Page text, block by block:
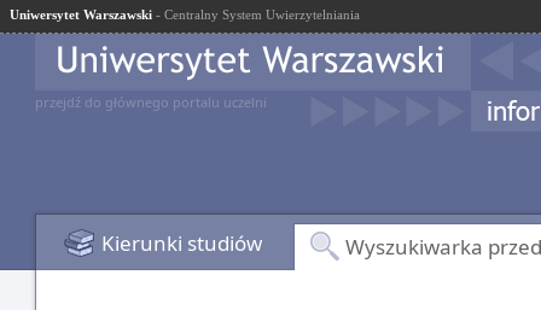
Uniwersytet Warszawski - Centralny System Uwierzytelniania
przejdź do głównego portalu uczelni
Kierunki studiów Wyszukiwarka